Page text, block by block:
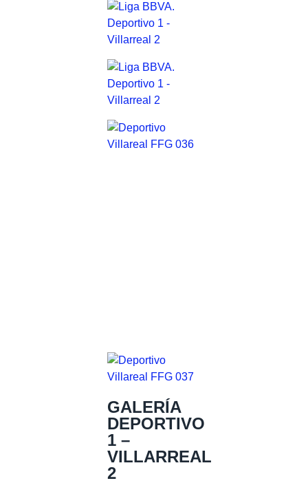
GALERÍA
DEPORTIVO
1 –
VILLARREAL
2